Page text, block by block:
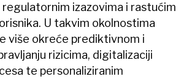
izazovima i rastućim
U takvim okolnostima
više okreće prediktivnom i
rizicima, digitalizaciji
te personaliziranim